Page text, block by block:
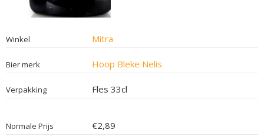
Winkel Mitra
Bier merk Hoop Bleke Nelis
Verpakking Fles 33cl
Normale Prijs €2,89